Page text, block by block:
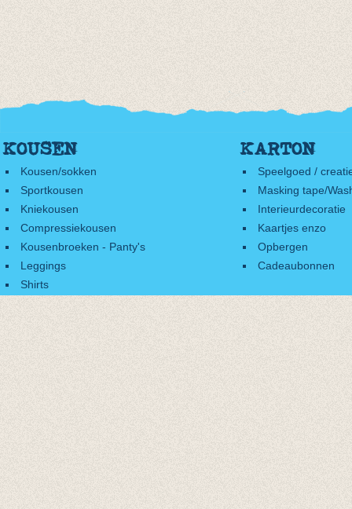
KOUSEN
Kousen/sokken
Sportkousen
Kniekousen
Compressiekousen
Kousenbroeken - Panty's
Leggings
Shirts
KARTON
Speelgoed /
Masking tape/
Interieurdecoratie
Kaartjes enzo
Opbergen
Cadeaubonnen